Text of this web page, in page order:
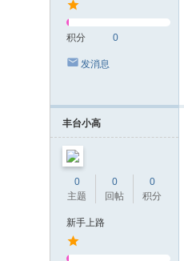
积分 0
发消息
丰台小高
0
主题
0
回帖
0
积分
新手上路